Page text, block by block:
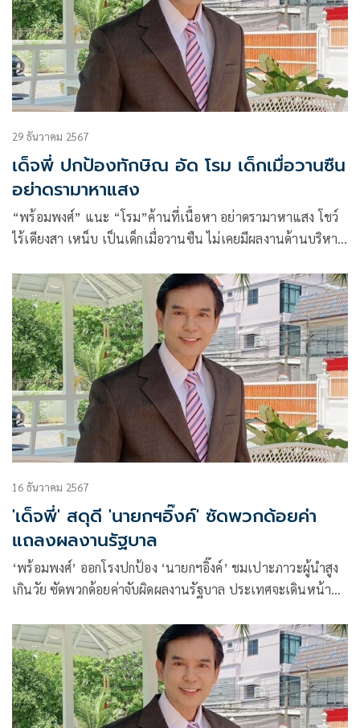
29 ธันวาคม 2567
เด็จพี่ ปกป้องทักษิณ อัด โรม เด็กเมื่อวานซืน
อย่าดรามาหาแสง
“พร้อมพงศ์” แนะ “โรม”ค้านที่เนื้อหา อย่าดรามาหาแสง โชว์
ไร้เดียงสา เหน็บ เป็นเด็กเมื่อวานซืน ไม่เคยมีผลงานด้านบริหาร
16 ธันวาคม 2567
'เด็จพี่' สดุดี 'นายกฯอิ๊งค์' ซัดพวกด้อยค่า
แถลงผลงานรัฐบาล
‘พร้อมพงศ์’ ออกโรงปกป้อง ‘นายกฯอิ๊งค์’ ชมเปาะภาวะผู้นำสูง
เกินวัย ซัดพวกด้อยค่าจับผิดผลงานรัฐบาล ประเทศจะเดินหน้า